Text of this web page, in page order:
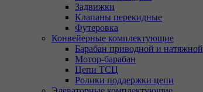
Задвижки
Клапаны перекидные
Футеровка
Конвейерные комплектующие
Барабан приводной и натяжной
Мотор-барабан
Цепи ТСЦ
Ролики поддержки цепи